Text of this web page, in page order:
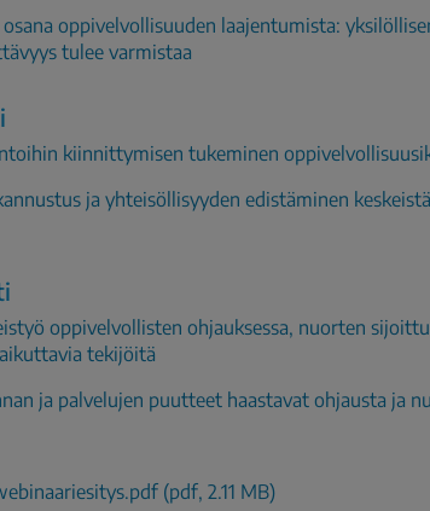
oppivelvollisuuden laajentumista:
tulee varmistaa
kiinnittymisen tukeminen
ja yhteisöllisyyden edistäminen
oppivelvollisten ohjauksessa, nuorten
tekijöitä
ja palvelujen puutteet haastavat ohjausta ja
(pdf, 2.11 MB)